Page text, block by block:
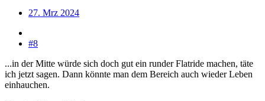
27. Mrz 2024
#8
...in der Mitte würde sich doch gut ein runder Flatride machen, täte
ich jetzt sagen. Dann könnte man dem Bereich auch wieder Leben
einhauchen.